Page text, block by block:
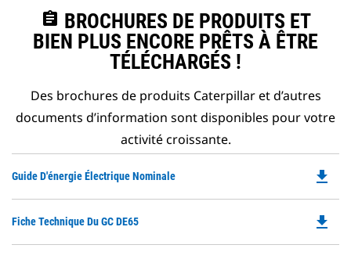
assignment BROCHURES DE PRODUITS ET
BIEN PLUS ENCORE PRÊTS À ÊTRE
TÉLÉCHARGÉS !
Des brochures de produits Caterpillar et d’autres
documents d’information sont disponibles pour votre
activité croissante.
Guide D'énergie Électrique Nominale
a
file_download
Fiche Technique Du GC DE65 file_download